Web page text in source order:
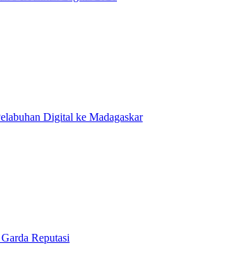
Digital ke Madagaskar
Reputasi